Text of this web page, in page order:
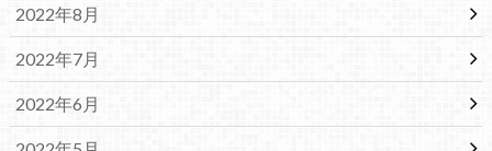
2022年8月
2022年7月
2022年6月